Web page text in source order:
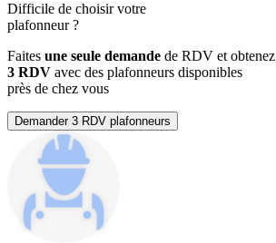
Difficile de choisir votre
plafonneur?
Faites une seule demande de RDV et obtenez
3 RDV avec des plafonneurs disponibles
près de chez vous
Demander 3 RDV plafonneurs